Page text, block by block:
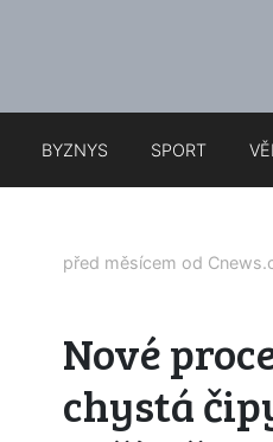
BYZNYS SPORT
před měsícem od
Nové
chystá